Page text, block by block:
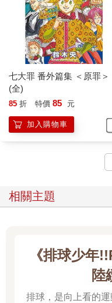
七大罪 番外篇集 ＜原罪＞
(全)
85 折 特價 85 元
加入購物車
相關主題
《排球少年
陸
排球，是向上看的運